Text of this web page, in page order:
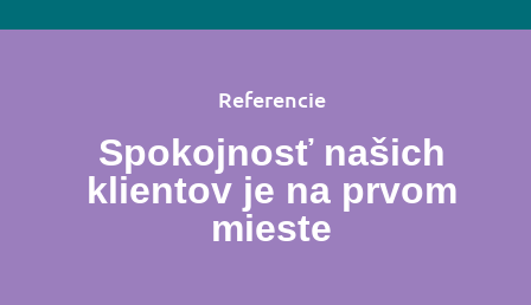
Referencie
Spokojnosť našich
klientov je na prvom
mieste